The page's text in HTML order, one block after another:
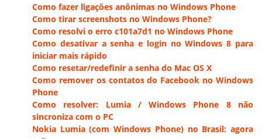
Como fazer ligações anônimas no Windows Phone
Como tirar screenshots no Windows Phone?
Como resolvi o erro c101a7d1 no Windows Phone
Como desativar a senha e login no Windows 8 para
iniciar mais rápido
Como resetar/redefinir a senha do Mac OS X
Como remover os contatos do Facebook no Windows
Phone
Como resolver: Lumia / Windows Phone 8 não
sincroniza com o PC
Nokia Lumia (com Windows Phone) no Brasil: agora